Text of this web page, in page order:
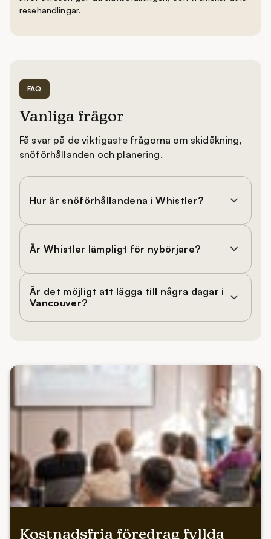
resehandlingar.
FAQ
Vanliga frågor
Få svar på de viktigaste frågorna om skidåkning,
snöförhållanden och planering.
Hur är snöförhållandena i Whistler?
Är Whistler lämpligt för nybörjare?
Är det möjligt att lägga till några dagar i
Vancouver?
Kostnadsfria föredrag fyllda